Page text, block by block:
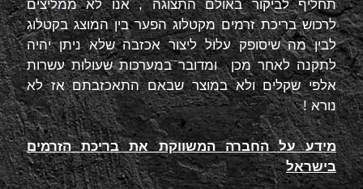
תחליף לביקור באולם התצוגה , אנו לא ממליצים
לרכוש בריכת זרמים מקטלוג הפער בין המוצג בקטלוג
לבין מה שיסופק עלול ליצור אכזבה שלא ניתן יהיה
לתקנה לאחר מכן ומדובר במערכות שעולות עשרות
אלפי שקלים ולא במוצר שבאם התאכזבתם אז לא
נורא !
מידע על החברה המשווקת את בריכת הזרמים
בישראל